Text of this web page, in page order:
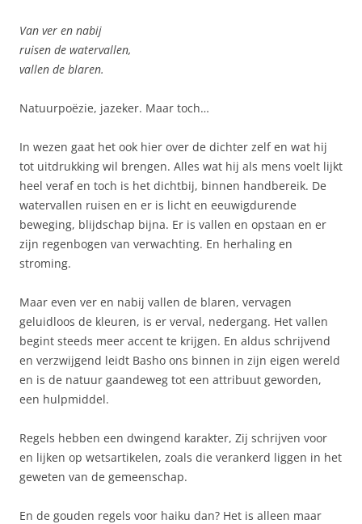
Van ver en nabij
ruisen de watervallen,
vallen de blaren.
Natuurpoëzie, jazeker. Maar toch…
In wezen gaat het ook hier over de dichter zelf en wat hij
tot uitdrukking wil brengen. Alles wat hij als mens voelt lijkt
heel veraf en toch is het dichtbij, binnen handbereik. De
watervallen ruisen en er is licht en eeuwigdurende
beweging, blijdschap bijna. Er is vallen en opstaan en er
zijn regenbogen van verwachting. En herhaling en
stroming.
Maar even ver en nabij vallen de blaren, vervagen
geluidloos de kleuren, is er verval, nedergang. Het vallen
begint steeds meer accent te krijgen. En aldus schrijvend
en verzwijgend leidt Basho ons binnen in zijn eigen wereld
en is de natuur gaandeweg tot een attribuut geworden,
een hulpmiddel.
Regels hebben een dwingend karakter, Zij schrijven voor
en lijken op wetsartikelen, zoals die verankerd liggen in het
geweten van de gemeenschap.
En de gouden regels voor haiku dan? Het is alleen maar